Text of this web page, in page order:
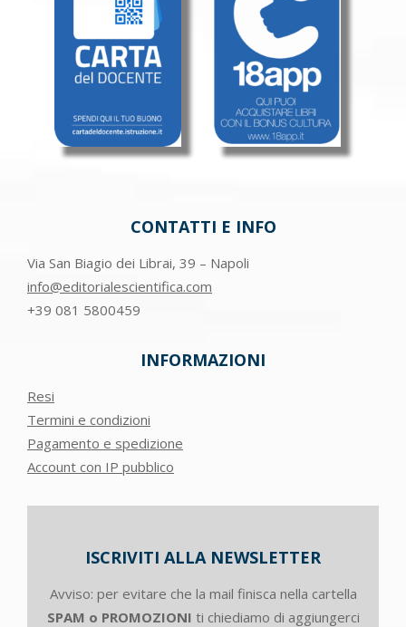
CONTATTI E INFO
Via San Biagio dei Librai, 39 – Napoli
info@editorialescientifica.com
+39 081 5800459
INFORMAZIONI
Resi
Termini e condizioni
Pagamento e spedizione
Account con IP pubblico
ISCRIVITI ALLA NEWSLETTER
Avviso: per evitare che la mail finisca nella cartella
SPAM o PROMOZIONI ti chiediamo di aggiungerci